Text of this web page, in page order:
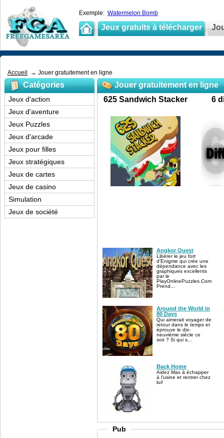
Exemple: Watermelon Bomb
Jeux gratuits à télécharger
Accueil → Jouer gratuitement en ligne
Jouer gratuitement en ligne
625 Sandwich Stacker
6
Angkor Quest
Libérer le jeu fort
d'Enigme qui crée une
dépendance avec les
graphiques excellents
par le
PlayOnlinePuzzles.Com
Prend...
Around the World in
80 Days
Qui aimerait voyager de
retour dans le temps et
éprouve le dix-
neuvième siècle ce
soir ? Si qui s...
Back Home
Aidez Max à échapper
à l'usine et rentrer chez
lui!
Pub
Catégories
Jeux d'action
Jeux d'aventure
Jeux Puzzles
Jeux d'arcade
Jeux pour filles
Jeux stratégiques
Jeux de cartes
Jeux de casino
Simulation
Jeux de société